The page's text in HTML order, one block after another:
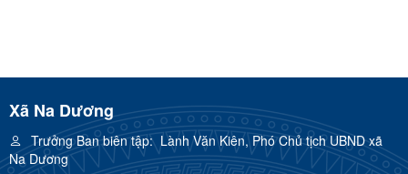
Xã Na Dương
Trưởng Ban biên tập:Lành Văn Kiên, Phó Chủ tịch UBND xã
Na Dương